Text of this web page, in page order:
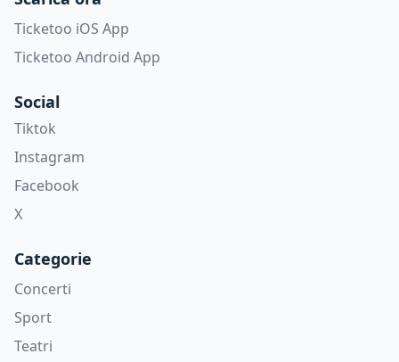
Ticketoo iOS App
Ticketoo Android App
Social
Tiktok
Instagram
Facebook
X
Categorie
Concerti
Sport
Teatri